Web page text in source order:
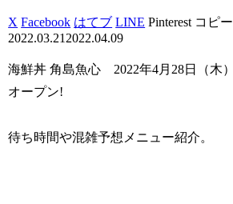
X Facebook はてブ LINE Pinterest コピー
2022.03.21 2022.04.09
海鮮丼 角島魚心 2022年4月28日（木）
オープン!
待ち時間や混雑予想メニュー紹介。